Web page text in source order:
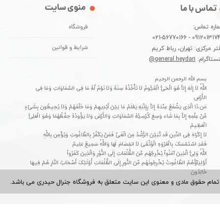
تمام حقوق مادی و معنوی این سایت متعلق به فروشگاه جنرال حیدری می باشد.​​​​​​​
منوی سایت
فروشگاه
شرایط و قوانین
تماس با ما
تماس:
09120131744 - 021-
مرکزی: تهران، رباط کریم
general.heydari@
بسم الله الرحمن الرحیم
اللّهُ لاَ إِلَهَ إِلاَّ هُوَ الْحَیُّ الْقَیُّومُ لاَ تَأْخُذُهُ سِنَهٌ وَلاَ نَوْمٌ لَّهُ مَا فِی السَّمَاوَاتِ وَمَا فِی
الأَرْضِ
مَن ذَا الَّذِی یَشْفَعُ عِنْدَهُ إِلاَّ بِإِذْنِهِ یَعْلَمُ مَا بَیْنَ أَیْدِیهِمْ وَمَا خَلْفَهُمْ وَلاَ یُحِیطُونَ بِشَیْءٍ
مِّنْ عِلْمِهِ إِلاَّ بِمَا شَاء وَسِعَ کُرْسِیُّهُ السَّمَاوَاتِ وَالأَرْضَ وَلاَ یَؤُودُهُ حِفْظُهُمَا وَهُوَ الْعَلِیُّ
الْعَظِیمُ
لاَ إِکْرَاهَ فِی الدِّینِ قَد تَّبَیَّنَ الرُّشْدُ مِنَ الْغَیِّ فَمَنْ یَکْفُرْ بِالطَّاغُوتِ وَیُؤْمِن بِاللّهِ
فَقَدِ اسْتَمْسَکَ بِالْعُرْوَهِ الْوُثْقَىَ لاَ انفِصَامَ لَهَا وَاللّهُ سَمِیعٌ عَلِیمٌ
اللّهُ وَلِیُّ الَّذِینَ آمَنُواْ یُخْرِجُهُم مِّنَ الظُّلُمَاتِ إِلَى النُّوُرِ وَالَّذِینَ کَفَرُواْ
أَوْلِیَآؤُهُمُ الطَّاغُوتُ یُخْرِجُونَهُم مِّنَ النُّورِ إِلَى الظُّلُمَاتِ أُوْلَئِکَ أَصْحَابُ النَّارِ هُمْ فِیهَا
خَالِدُونَ